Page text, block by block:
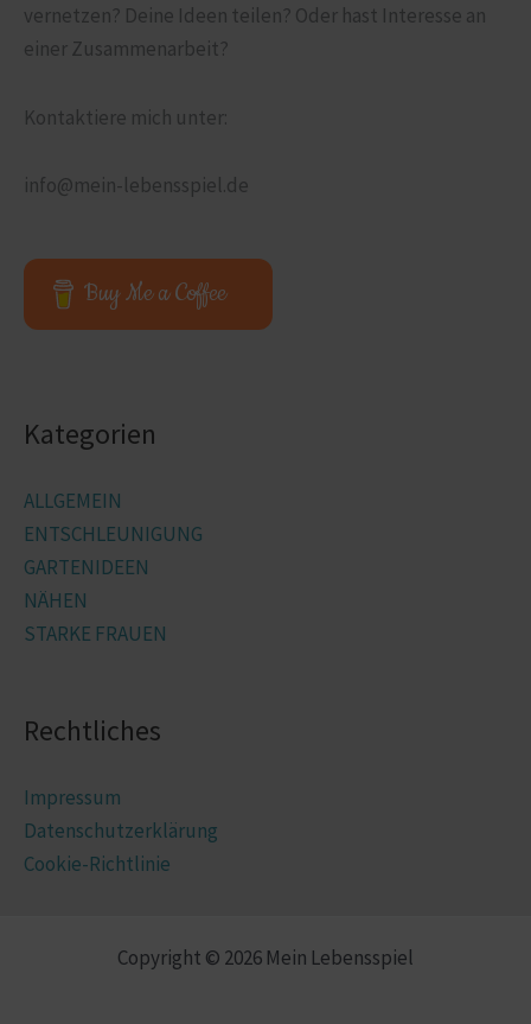
vernetzen? Deine Ideen teilen? Oder hast Interesse an
einer Zusammen­arbeit?
Kontaktiere mich unter:
info@mein-lebensspiel.de
Buy Me a Coffee
Kategorien
ALLGEMEIN
ENTSCHLEUNIGUNG
GARTENIDEEN
NÄHEN
STARKE FRAUEN
Rechtliches
Impressum
Datenschutzerklärung
Cookie-Richtlinie
Copyright © 2026 Mein Lebensspiel